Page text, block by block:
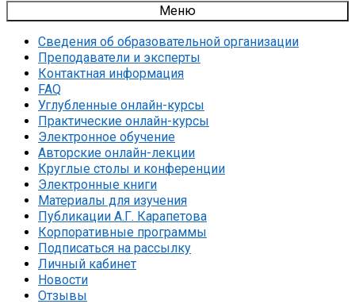
Меню
Сведения об образовательной организации
Преподаватели и эксперты
Контактная информация
FAQ
Углубленные онлайн-курсы
Практические онлайн-курсы
Электронное обучение
Авторские онлайн-лекции
Круглые столы и конференции
Электронные книги
Материалы для изучения
Публикации А.Г. Карапетова
Корпоративные программы
Подписаться на рассылку
Личный кабинет
Новости
Отзывы